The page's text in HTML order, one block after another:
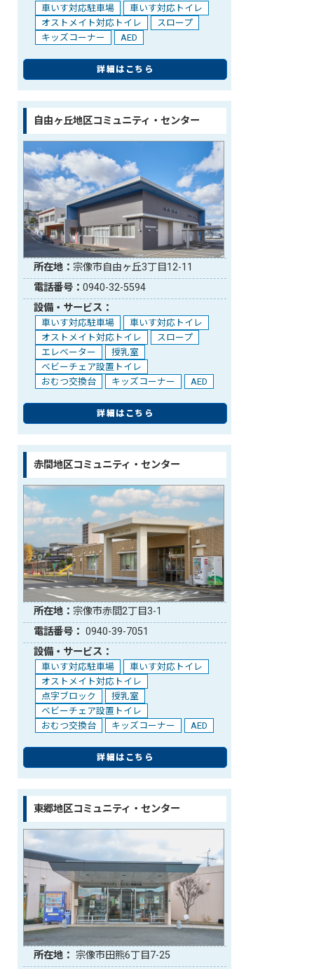
車いす対応駐車場
車いす対応トイレ
オストメイト対応トイレ
スロープ
キッズコーナー
AED
詳細はこちら
自由ヶ丘地区コミュニティ・センター
所在地：宗像市自由ヶ丘3丁目12-11
電話番号：0940-32-5594
設備・サービス：
車いす対応駐車場
車いす対応トイレ
オストメイト対応トイレ
スロープ
エレベーター
授乳室
ベビーチェア設置トイレ
おむつ交換台
キッズコーナー AED
詳細はこちら
赤間地区コミュニティ・センター
所在地：宗像市赤間2丁目3-1
電話番号： 0940-39-7051
設備・サービス：
車いす対応駐車場
車いす対応トイレ
オストメイト対応トイレ
点字ブロック
授乳室
ベビーチェア設置トイレ
おむつ交換台
キッズコーナー AED
詳細はこちら
東郷地区コミュニティ・センター
所在地： 宗像市田熊6丁目7-25